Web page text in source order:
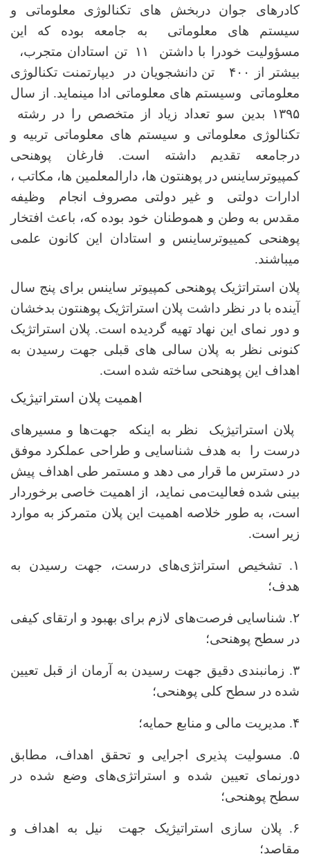
کادرهای جوان دربخش های تکنالوژی معلوماتی و
سیستم های معلوماتی به جامعه بوده که این
مسؤولیت خودرا با داشتن ۱۱
تن استادان متجرب،
بیشتر از ۴۰۰ تن دانشجویان در دیپارتمنت تکنالوژی
معلوماتی وسیستم های معلوماتی ادا مینماید. از سال
۱۳۹۵ بدین سو تعداد زیاد از متخصص را در رشته
تکنالوژی معلوماتی و سیستم های معلوماتی تربیه و
درجامعه تقدیم داشته است. فارغان پوهنحی
کمپیوترساینس در پوهنتون ها، دارالمعلمین ها، مکاتب ،
ادارات دولتی و غیر دولتی مصروف انجام وظیفه
مقدس به وطن و هموطنان خود بوده که، باعث افتخار
پوهنحی کمییوترساینس و استادان این کانون علمی
میباشند.
پلان استراتژیک پوهنحی کمپیوتر ساینس برای پنج سال
آینده با در نظر داشت پلان استراتژیک پوهنتون بدخشان
و دور نمای این نهاد تهیه گردیده است. پلان استراتژیک
کنونی نظر به پلان سالی های قبلی جهت رسیدن به
اهداف این پوهنحی ساخته شده است.
اهمیت پلان استراتیژیک
پلان استراتیژیک نظر به اینکه جهت‌ها و مسیرهای
درست را به هدف شناسایی و طراحی عملکرد موفق
در دسترس ما قرار می دهد و مستمر طی اهداف پیش
بینی شده فعالیت‌می نماید، از اهمیت خاصی برخوردار
است، به طور خلاصه اهمیت این پلان متمرکز به موارد
زیر است.
۱. تشخیص استراتژی‌های درست، جهت رسیدن به
هدف؛
۲. شناسایی فرصت‌های لازم برای بهبود و ارتقای کیفی
در سطح پوهنحی؛
۳. زمانبندی دقیق جهت رسیدن به آرمان از قبل تعیین
شده در سطح کلی پوهنحی؛
۴. مدیریت مالی و منابع حمایه؛
۵. مسولیت پذیری اجرایی و تحقق اهداف، مطابق
دورنمای تعیین شده و استراتژی‌های وضع شده در
سطح پوهنحی؛
۶. پلان سازی استراتيژیک جهت نیل به اهداف و
مقاصد؛